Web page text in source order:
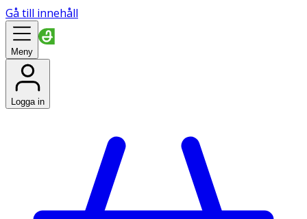
Gå till innehåll
Meny
Logga in